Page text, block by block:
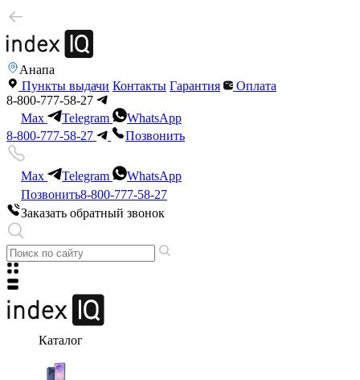
Анапа
Пункты выдачи Контакты Гарантия
Оплата
8-800-777-58-27
Max
Telegram
WhatsApp
8-800-777-58-27
Позвонить
Max Telegram
WhatsApp
Позвонить8-800-777-58-27
Заказать обратный звонок
Каталог